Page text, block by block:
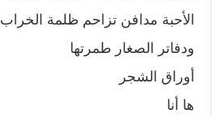
الأحبة مدافن تزاحم ظلمة الخراب
ودفاتر الصغار طمرتها
أوراق الشجر
ها أنا